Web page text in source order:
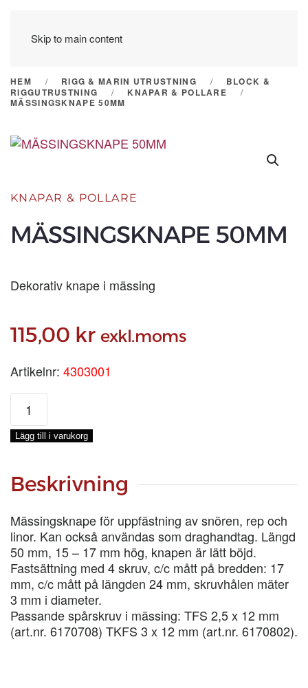
Skip to main content
HEM RIGG & MARIN UTRUSTNING
BLOCK &
RIGGUTRUSTNING
KNAPAR & POLLARE
MÄSSINGSKNAPE 50MM
KNAPAR & POLLARE
MÄSSINGSKNAPE 50MM
Dekorativ knape i mässing
115,00 kr exkl.moms
Artikelnr: 4303001
MÄSSINGSKNAPE
50MM
mängd
Lägg till i varukorg
Beskrivning
Mässingsknape för uppfästning av snören, rep och
linor. Kan också användas som draghandtag. Längd
50 mm, 15 – 17 mm hög, knapen är lätt böjd.
Fastsättning med 4 skruv, c/c mått på bredden: 17
mm, c/c mått på längden 24 mm, skruvhålen mäter
3 mm i diameter.
Passande spårskruv i mässing: TFS 2,5 x 12 mm
(art.nr. 6170708) TKFS 3 x 12 mm (art.nr. 6170802).